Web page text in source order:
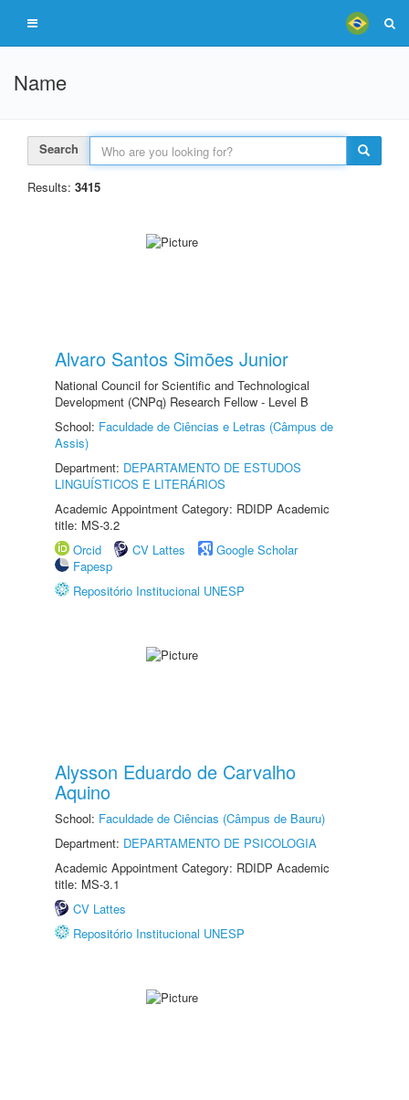
Name
Search
Results: 3415
Alvaro Santos Simões Junior
National Council for Scientific and Technological
Development (CNPq) Research Fellow - Level B
School: Faculdade de Ciências e Letras (Câmpus de
Assis)
Department: DEPARTAMENTO DE ESTUDOS
LINGUÍSTICOS E LITERÁRIOS
Academic Appointment Category: RDIDP Academic
title: MS-3.2
Orcid
CV Lattes
Google Scholar
Fapesp
Repositório Institucional UNESP
Alysson Eduardo de Carvalho
Aquino
School: Faculdade de Ciências (Câmpus de Bauru)
Department: DEPARTAMENTO DE PSICOLOGIA
Academic Appointment Category: RDIDP Academic
title: MS-3.1
CV Lattes
Repositório Institucional UNESP